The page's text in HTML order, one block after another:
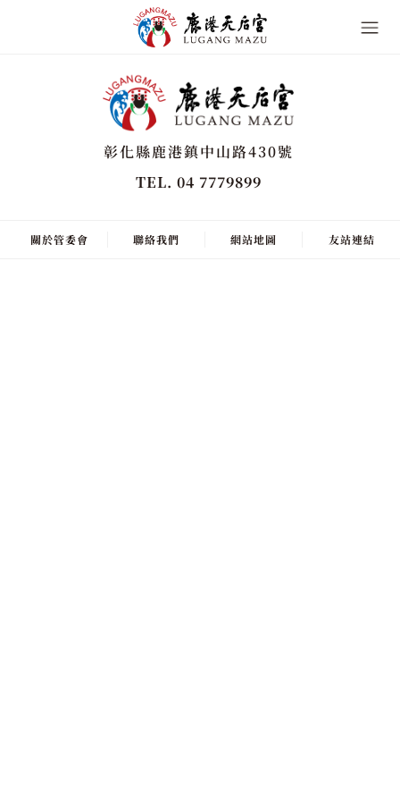
彰化縣鹿港鎮中山路430號
TEL. 04 7779899
關於管委會 聯絡我們 網站地圖 友站連結